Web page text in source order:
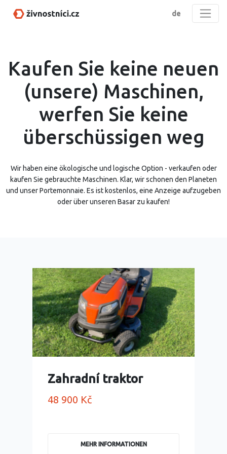
de
Kaufen Sie keine neuen
(unsere) Maschinen,
werfen Sie keine
überschüssigen weg
Wir haben eine ökologische und logische Option - verkaufen oder
kaufen Sie gebrauchte Maschinen. Klar, wir schonen den Planeten
und unser Portemonnaie. Es ist kostenlos, eine Anzeige aufzugeben
oder über unseren Basar zu kaufen!
Zahradní traktor
48 900 Kč
MEHR INFORMATIONEN